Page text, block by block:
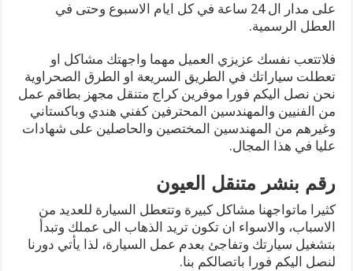
على مدار ال 24 ساعة في كل ايام الاسبوع وحتى في
العطل الرسمية.
فلاتتعب نفسك عزيزي العميل مهما واجهتك مشاكل او
تعطلت سياراتك في الطريق السريعة او الطرق الصحراوية
نحن نصل اليكم فورا موفرين كراج متنقل مجهز بطاقم عمل
من الفنيين والمهندسين المحترفين كفني هندي وباكستاني
وغيرهم من المهندسين المختصين والحاصلين على شهادات
عليا في هذا المجال.
رقم بنشر متنقل العيون
كثيرا ماتواجهنا مشاكل كبيرة وتتعطل السيارة للعديد من
الاسباب، والاسواء ان تكون تريد الذهاب الى عملك وتبدأ
بتشغيل سيارتك وتفاجئ بعدم عمل السيارة، لذا يأتي دورنا
لنصل اليكم فورا باتصالكم بنا.